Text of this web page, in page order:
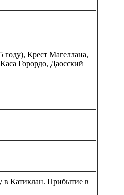
году), Крест Магеллана,
Горордо, Даосский
в Катиклан. Прибытие в